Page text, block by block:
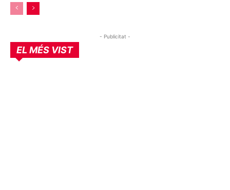
- Publicitat -
EL MÉS VIST